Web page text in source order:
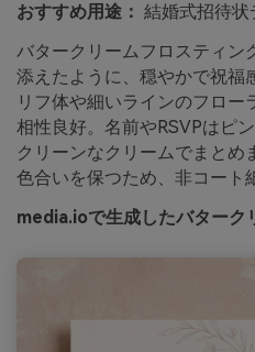
おすすめ用途： 結婚式招待状
バタークリームフロスティン
添えたように、穏やかで祝福
リフ体や細いラインのフロー
相性良好。名前やRSVPはピ
クリーンなクリームでまとめ
色合いを保つため、非コート
media.ioで生成したバターク